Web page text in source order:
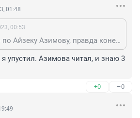
01:48
00:53
Отличное кино по Айзеку Азимову, правда конечно от книги они отклонились. Очень советую.
упустил. Азимова читал, и знаю 3
+0 –0